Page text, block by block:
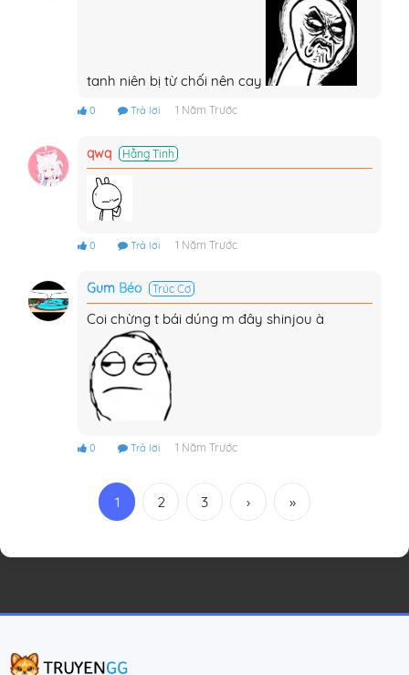
tanh niên bị từ chối nên cay
0 Trả lời 1 Năm Trước
qwq Hằng Tinh
0 Trả lời 1 Năm Trước
Gum Béo Trúc Cơ
Coi chừng t bái dúng m đây shinjou à
0 Trả lời 1 Năm Trước
1 2 3 › »